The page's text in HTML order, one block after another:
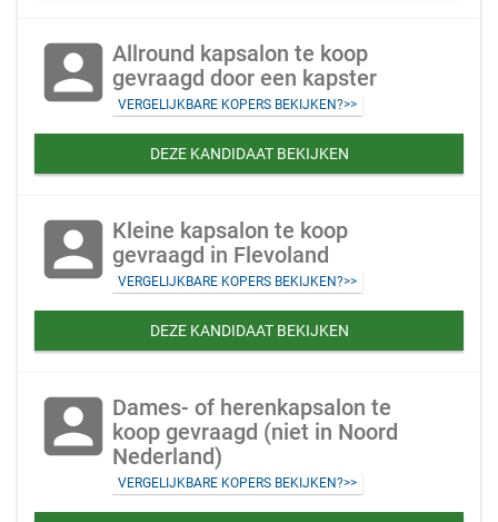
account_box Allround kapsalon te koop
gevraagd door een kapster
VERGELIJKBARE KOPERS BEKIJKEN?>>
DEZE KANDIDAAT BEKIJKEN
account_box Kleine kapsalon te koop
gevraagd in Flevoland
VERGELIJKBARE KOPERS BEKIJKEN?>>
DEZE KANDIDAAT BEKIJKEN
account_box Dames- of herenkapsalon te
koop gevraagd (niet in Noord
Nederland)
VERGELIJKBARE KOPERS BEKIJKEN?>>